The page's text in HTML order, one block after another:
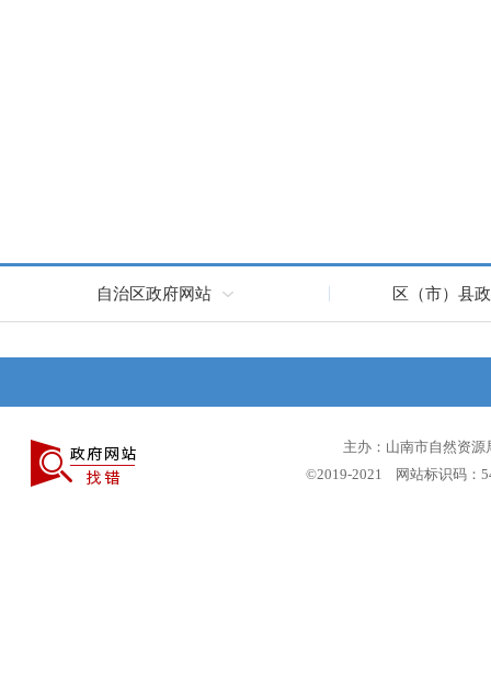
自治区政府网站 区（市）县
主办：山南市自然资
©2019-2021 网站标识码：